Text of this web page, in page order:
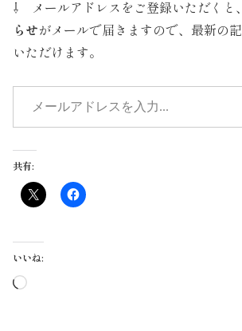
催するインターンシップの参加スタイルには、ホーム
⇩ メールアドレスをご登録いただくと、
らせがメールで届きますので、最新の
いただけます。
共有:
いいね:
読